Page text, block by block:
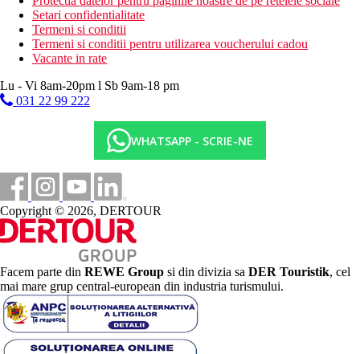
Setari confidentialitate
Termeni si conditii
Termeni si conditii pentru utilizarea voucherului cadou
Vacante in rate
Lu - Vi 8am-20pm l Sb 9am-18 pm
031 22 99 222
WHATSAPP - SCRIE-NE
Copyright © 2026, DERTOUR
Facem parte din REWE Group si din divizia sa DER Touristik, cel
mai mare grup central-european din industria turismului.